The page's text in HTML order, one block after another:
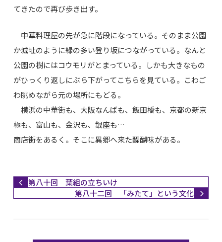
てきたので再び歩き出す。
中華料理屋の先が急に階段になっている。そのまま公園
か城址のように緑の多い登り坂につながっている。なんと
公園の樹にはコウモリがとまっている。しかも大きなもの
がひっくり返しにぶら下がってこちらを見ている。こわご
わ眺めながら元の場所にもどる。
横浜の中華街も、大阪なんばも、飯田橋も、京都の新京
極も、富山も、金沢も、銀座も…
商店街をあるく。そこに異郷へ来た醍醐味がある。
第八十回 葉組の立ちいけ
第八十二回 「みたて」という文化